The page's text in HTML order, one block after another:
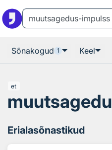
Sõnakogud 1 Keel
et
Erialasõnastikud